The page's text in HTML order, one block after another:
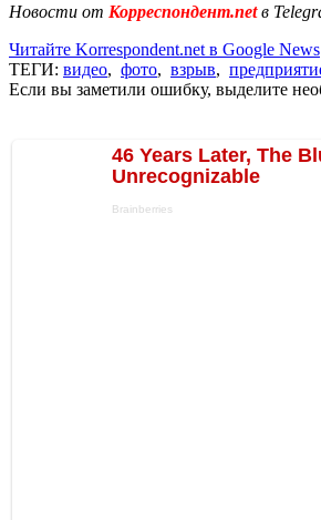
Новости от Корреспондент.netв
Читайте Korrespondent.net в Google News
ТЕГИ: видео, фото, взрыв,
Если вы заметили ошибку, выделите